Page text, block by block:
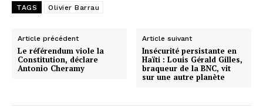
TAGS Olivier Barrau
Article précédent
Le référendum viole la
Constitution, déclare
Antonio Cheramy
Article suivant
Insécurité persistante en
Haïti : Louis Gérald Gilles,
braqueur de la BNC, vit
sur une autre planète